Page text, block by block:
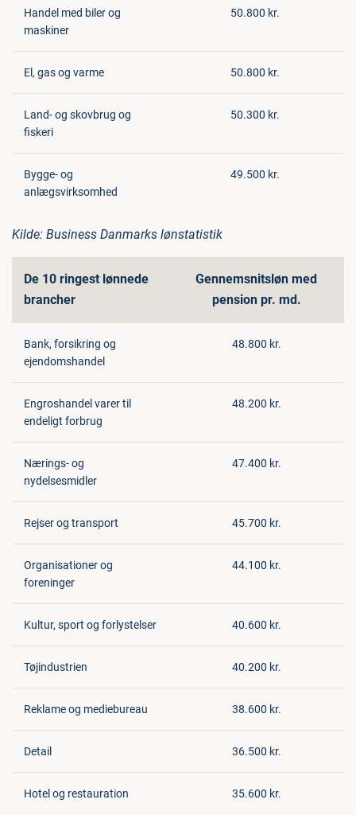
Handel med biler og
maskiner
50.800 kr.
El, gas og varme 50.800 kr.
Land- og skovbrug og
fiskeri
50.300 kr.
Bygge- og
anlægsvirksomhed
49.500 kr.
Kilde: Business Danmarks lønstatistik
De 10 ringest lønnede
brancher
Gennemsnitsløn med
pension pr. md.
Bank, forsikring og
ejendomshandel
48.800 kr.
Engroshandel varer til
endeligt forbrug
48.200 kr.
Nærings- og
nydelsesmidler
47.400 kr.
Rejser og transport 45.700 kr.
Organisationer og
foreninger
44.100 kr.
Kultur, sport og forlystelser 40.600 kr.
Tøjindustrien 40.200 kr.
Reklame og mediebureau 38.600 kr.
Detail 36.500 kr.
Hotel og restauration 35.600 kr.